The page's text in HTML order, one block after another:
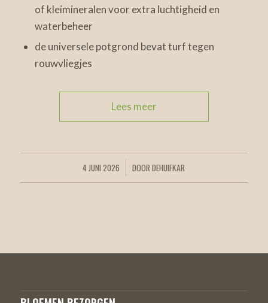
of kleimineralen voor extra luchtigheid en
waterbeheer
de universele potgrond bevat turf tegen
rouwvliegjes
Lees meer
4 JUNI 2026
/ DOORDEHUIFKAR